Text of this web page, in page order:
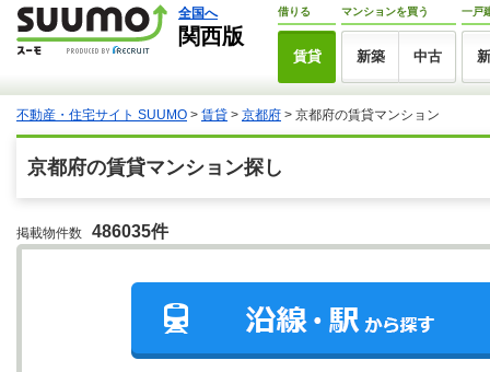
全国へ
関西版
借りる
賃貸
マンションを買う
新築 中古
一戸
不動産・住宅サイト SUUMO > 賃貸 > 京都府 > 京都府の賃貸マンション
京都府の賃貸マンション探し
掲載物件数 486035件